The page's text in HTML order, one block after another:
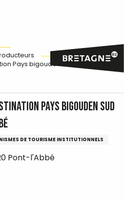
Pays bigouden sud - Accueil de
Pays bigouden sud
DE TOURISME INSTITUTIONNELS
Pont-l'Abbé
favoris